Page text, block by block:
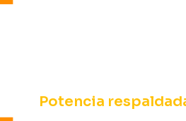
Potencia